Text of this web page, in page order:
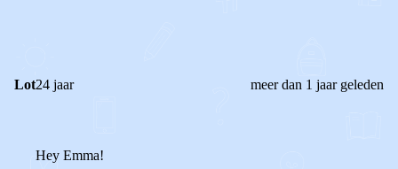
Lot24 jaar meer dan 1 jaar geleden
Hey Emma!